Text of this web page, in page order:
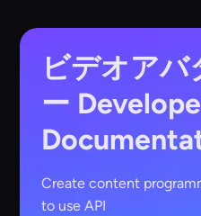
ビデオアバ
ー
Create content
to use API